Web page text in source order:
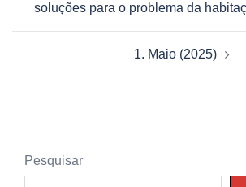
artigos
soluções para o problema da
1. Maio (2025)
Pesquisar